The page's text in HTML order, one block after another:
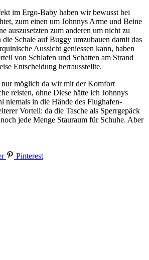
im Ergo-Baby haben wir bewusst bei
zum einen um Johnnys Arme und Beine
auszusetzten zum anderen um nicht zu
die Schale auf Buggy umzubauen damit das
Aussicht geniessen kann, haben
von Schlafen und Schatten am Strand
Entscheidung herrausstellte.
möglich da wir mit der Komfort
reisten, ohne Diese hätte ich Johnnys
niemals in die Hände des Flughafen-
Vorteil: da die Tasche als Sperrgepäck
jede Menge Stauraum für Schuhe. Aber
Pinterest